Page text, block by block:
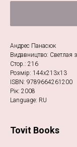
Андрес Панасюк
Видавництво: Светлая
Стор.: 216
Розмір: 144х213х13
ISBN: 9789664261200
Рік: 2008
Language: RU
Tovit Books